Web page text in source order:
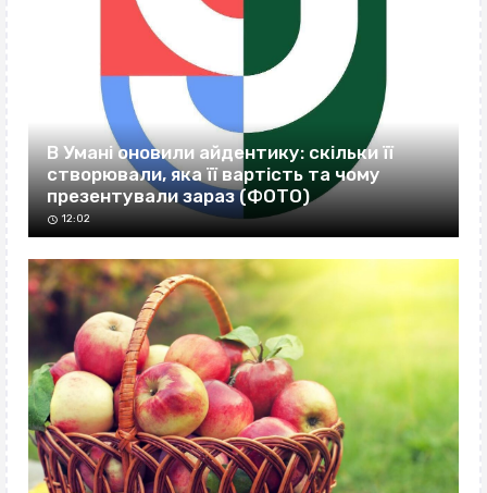
В Умані оновили айдентику: скільки її
створювали, яка її вартість та чому
презентували зараз (ФОТО)
12:02